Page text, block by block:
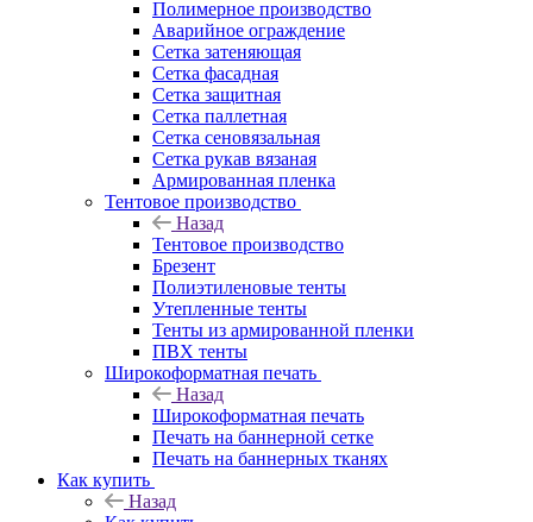
Полимерное производство
Аварийное ограждение
Сетка затеняющая
Сетка фасадная
Сетка защитная
Сетка паллетная
Сетка сеновязальная
Сетка рукав вязаная
Армированная пленка
Тентовое производство
Назад
Тентовое производство
Брезент
Полиэтиленовые тенты
Утепленные тенты
Тенты из армированной пленки
ПВХ тенты
Широкоформатная печать
Назад
Широкоформатная печать
Печать на баннерной сетке
Печать на баннерных тканях
Как купить
Назад